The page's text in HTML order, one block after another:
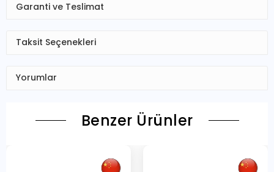
Garanti ve Teslimat
Taksit Seçenekleri
Yorumlar
Benzer Ürünler